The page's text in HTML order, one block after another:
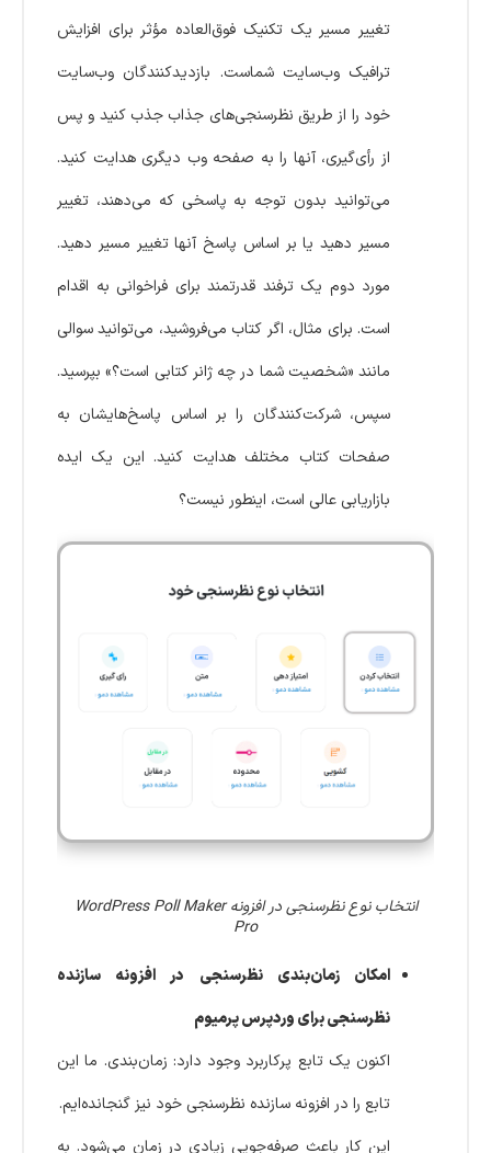
تغییر مسیر یک تکنیک فوق‌العاده مؤثر برای افزایش
ترافیک وب‌سایت شماست. بازدیدکنندگان وب‌سایت
خود را از طریق نظرسنجی‌های جذاب جذب کنید و پس
از رأی‌گیری، آنها را به صفحه وب دیگری هدایت کنید.
می‌توانید بدون توجه به پاسخی که می‌دهند، تغییر
مسیر دهید یا بر اساس پاسخ آنها تغییر مسیر دهید.
مورد دوم یک ترفند قدرتمند برای فراخوانی به اقدام
است. برای مثال، اگر کتاب می‌فروشید، می‌توانید سوالی
مانند «شخصیت شما در چه ژانر کتابی است؟» بپرسید.
سپس، شرکت‌کنندگان را بر اساس پاسخ‌هایشان به
صفحات کتاب مختلف هدایت کنید. این یک ایده
بازاریابی عالی است، اینطور نیست؟
انتخاب نوع نظرسنجی در افزونه WordPress Poll Maker
Pro
امکان زمان‌بندی نظرسنجی در افزونه سازنده
نظرسنجی برای وردپرس پرمیوم
اکنون یک تابع پرکاربرد وجود دارد: زمان‌بندی. ما این
تابع را در افزونه سازنده نظرسنجی خود نیز گنجانده‌ایم.
این کار باعث صرفه‌جویی زیادی در زمان می‌شود. به